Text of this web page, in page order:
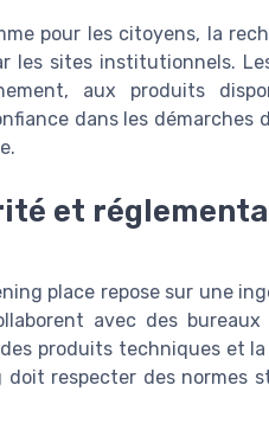
pour les citoyens, la
les sites institutionnels.
aux produits
dans les démarches
et
place repose sur une
avec des
produits techniques et
doit respecter des